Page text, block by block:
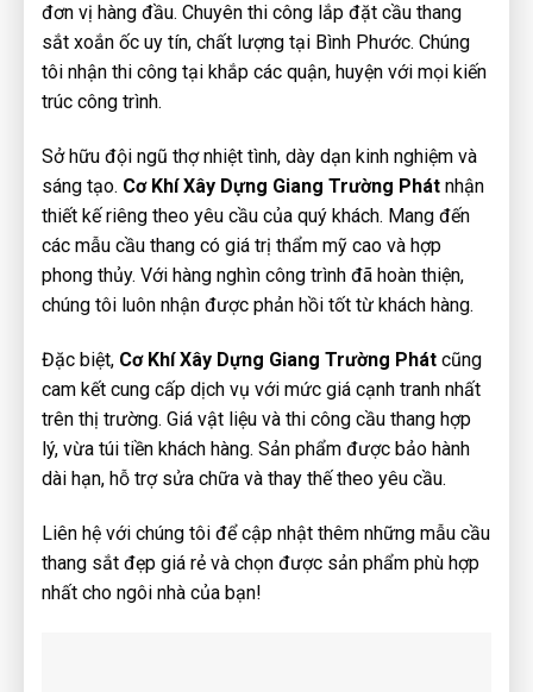
đơn vị hàng đầu. Chuyên thi công lắp đặt cầu thang
sắt xoắn ốc uy tín, chất lượng tại Bình Phước. Chúng
tôi nhận thi công tại khắp các quận, huyện với mọi kiến
trúc công trình.
Sở hữu đội ngũ thợ nhiệt tình, dày dạn kinh nghiệm và
sáng tạo. Cơ Khí Xây Dựng Giang Trường Phát nhận
thiết kế riêng theo yêu cầu của quý khách. Mang đến
các mẫu cầu thang có giá trị thẩm mỹ cao và hợp
phong thủy. Với hàng nghìn công trình đã hoàn thiện,
chúng tôi luôn nhận được phản hồi tốt từ khách hàng.
Đặc biệt, Cơ Khí Xây Dựng Giang Trường Phát cũng
cam kết cung cấp dịch vụ với mức giá cạnh tranh nhất
trên thị trường. Giá vật liệu và thi công cầu thang hợp
lý, vừa túi tiền khách hàng. Sản phẩm được bảo hành
dài hạn, hỗ trợ sửa chữa và thay thế theo yêu cầu.
Liên hệ với chúng tôi để cập nhật thêm những mẫu cầu
thang sắt đẹp giá rẻ và chọn được sản phẩm phù hợp
nhất cho ngôi nhà của bạn!